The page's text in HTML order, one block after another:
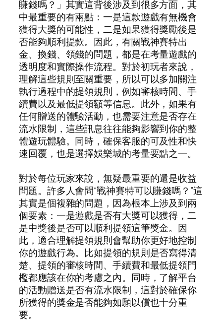
賺錢嗎？」其實這背後涉及到很多方面，其
中最重要的有兩點：一是這款遊戲有無機會
獲得大獎的可能性，二是如果獲得獎勵後是
否能夠順利提款。因此，有關戰神賽特出
金、換錢、領錢的問題，都是在考量遊戲的
透明度和實際操作流程。對於初玩者來說，
理解這些規則至關重要，所以可以多加關注
執行過程中的提領規則，例如審核時間、手
續費以及最低提領額等信息。此外，如果有
任何贈送的體驗活動，也需要注意是否存在
流水限制，這些訊息往往能夠影響到你的整
體遊玩體驗。同時，確保客服的可及性和快
速回覆，也是選擇娛樂城的考量要點之一。
對於每位玩家來說，無疑最重要的還是收益
問題。許多人會問“戰神賽特可以賺錢嗎？”這
其實是個複雜的問題，因為根本上涉及到兩
個要素：一是遊戲是否有大獎可以獲得，二
是中獎後是否可以順利提領這筆獎金。因
此，適合理解提領規則會幫助你更好地控制
你的遊戲行為。比如提領的規則是否寫得清
楚、提領的審核時間、手續費和最低提領門
檻都應該在你的考慮之內。同時，了解平台
的活動贈送是否有流水限制，這對於確保你
所獲得的獎金是否能夠如願以償也十分重
要。